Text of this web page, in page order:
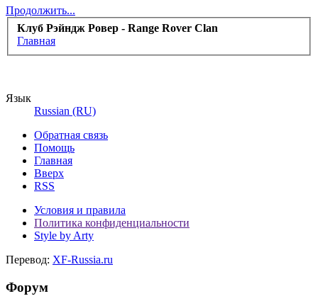
Продолжить...
Клуб Рэйндж Ровер - Range Rover Clan
Главная
Язык
Russian (RU)
Обратная связь
Помощь
Главная
Вверх
RSS
Условия и правила
Политика конфиденциальности
Style by Arty
Перевод: XF-Russia.ru
Форум